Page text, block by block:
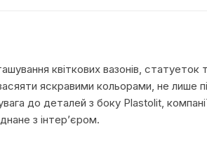
квіткових вазонів,
яскравими кольорами, не лише
до деталей з боку Plastolit,
з інтер’єром.